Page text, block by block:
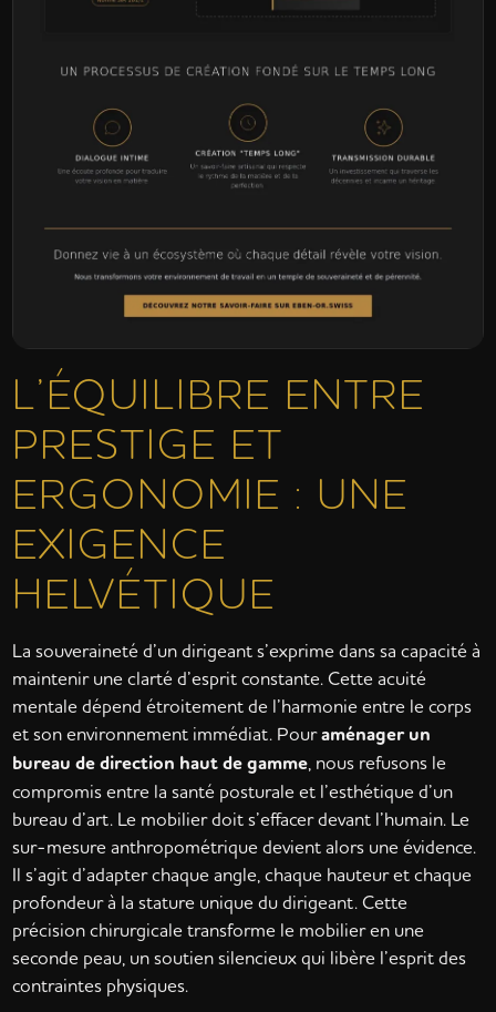
L’ÉQUILIBRE ENTRE
PRESTIGE ET
ERGONOMIE : UNE
EXIGENCE
HELVÉTIQUE
La souveraineté d’un dirigeant s’exprime dans sa capacité à
maintenir une clarté d’esprit constante. Cette acuité
mentale dépend étroitement de l’harmonie entre le corps
et son environnement immédiat. Pouraménager un
bureau de direction haut de gamme , nous refusons le
compromis entre la santé posturale et l’esthétique d’un
bureau d’art. Le mobilier doit s’effacer devant l’humain. Le
sur-mesure anthropométrique devient alors une évidence.
Il s’agit d’adapter chaque angle, chaque hauteur et chaque
profondeur à la stature unique du dirigeant. Cette
précision chirurgicale transforme le mobilier en une
seconde peau, un soutien silencieux qui libère l’esprit des
contraintes physiques.